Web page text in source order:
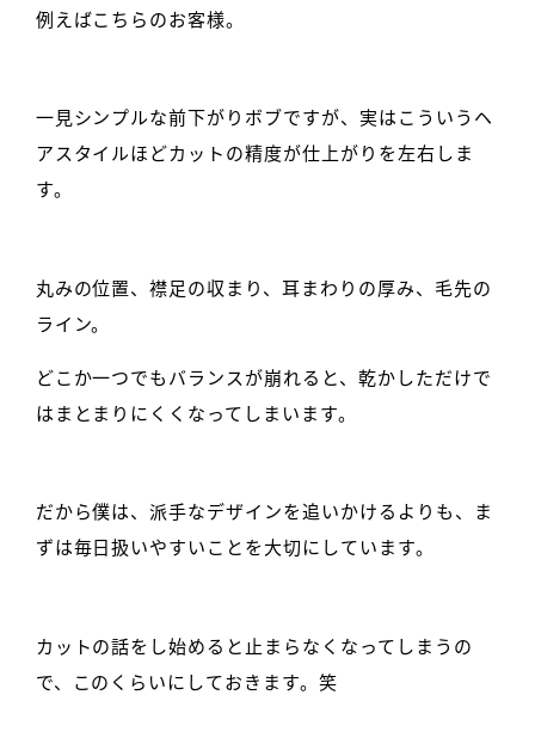
例えばこちらのお客様。
一見シンプルな前下がりボブですが、実はこういうヘ
アスタイルほどカットの精度が仕上がりを左右しま
す。
丸みの位置、襟足の収まり、耳まわりの厚み、毛先の
ライン。
どこか一つでもバランスが崩れると、乾かしただけで
はまとまりにくくなってしまいます。
だから僕は、派手なデザインを追いかけるよりも、ま
ずは毎日扱いやすいことを大切にしています。
カットの話をし始めると止まらなくなってしまうの
で、このくらいにしておきます。笑